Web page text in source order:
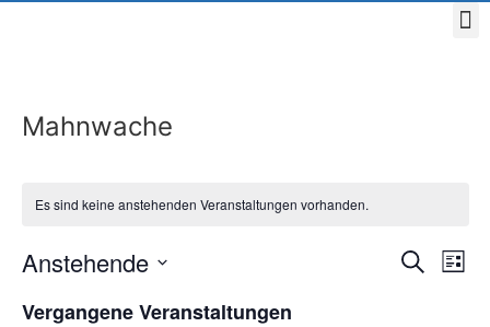
Mahnwache
Es sind keine anstehenden Veranstaltungen vorhanden.
SucheListe
Anstehende
wählen.
Vergangene Veranstaltungen